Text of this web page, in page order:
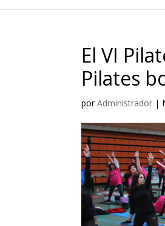
El VI
Pilates
porAdministrador |